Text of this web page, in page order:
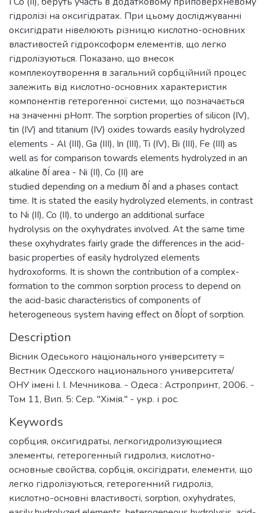
гідролізі на оксигідратах. При цьому досліджуванні
оксигідрати нівелюють різницю кислотно-основних
властивостей гідроксоформ елементів, що легко
гідролізуються. Показано, що внесок
комплекоутворення в загальний сорбційний процес
залежить від кислотно-основних характеристик
компонентів гетерогенної системи, що позначається
на значенні рНопт. The sorption properties of silicon (IV),
tin (IV) and titanium (IV) oxides towards easily hydrolyzed
elements - Al (III), Ga (III), In (III), Ti (IV), Bi (III), Fe (III) as
well as for comparison towards elements hydrolyzed in an
alkaline ðÍ area - Ni (II), Co (II) are
studied depending on a medium ðÍ and a phases contact
time. It is stated the easily hydrolyzed elements, in contrast
to Ni (II), Co (II), to undergo an additional surface
hydrolysis on the oxyhydrates involved. At the same time
these oxyhydrates fairly grade the differences in the acid-
basic properties of easily hydrolyzed elements
hydroxoforms. It is shown the contribution of a complex-
formation to the common sorption process to depend on
the acid-basic characteristics of components of
heterogeneous system having effect on ðÍopt of sorption.
Description
Вiсник Одеського нацiонального унiверситету =
Вестник Одесского национального университета/
ОНУ імені І. І. Мечникова. - Одеса : Астропринт, 2006. -
Том 11, Вип. 5: Сер. "Хімія." - укр. і рос.
Keywords
сорбция, оксигидраты, легкогидролизующиеся
элементы, гетерогенный гидролиз, кислотно-
основные свойства, сорбція, оксігідрати, елементи, що
легко гідролізуються, гетерогенний гидроліз,
кислотно-основні властивості, sorption, oxyhydrates,